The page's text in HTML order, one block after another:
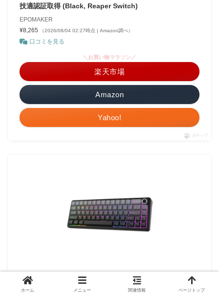
技適認証取得 (Black, Reaper Switch)
EPOMAKER
¥8,265
（2026/08/04 02:27時点 | Amazon調べ）
口コミを見る
Amazon
＼お買い物マラソン／
楽天市場
Yahoo!
ポチップ
EPOMAKER x AULA F65 PRO ワイヤレスメカニカルゲー
ミングキーボード 65%レイアウト ホットスワップ対応 5
ホーム メニュー 関連情報 ページトップ